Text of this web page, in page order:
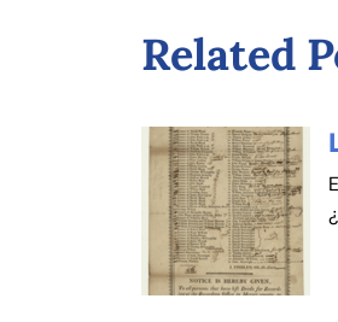
Related